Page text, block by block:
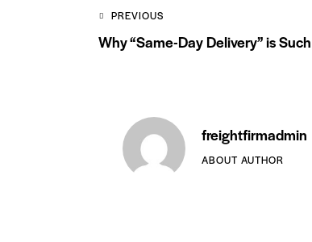
Post
navigation
PREVIOUS
Why “Same-Day Delivery” is
freightfirmadmin
ABOUT AUTHOR